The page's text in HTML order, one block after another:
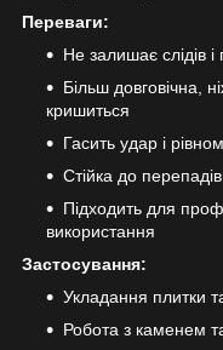
Переваги:
Не залишає слідів
Більш довговічна,
кришиться
Гасить удар і
Стійка до
Підходить для
використання
Застосування:
Укладання плитки
Робота з каменем